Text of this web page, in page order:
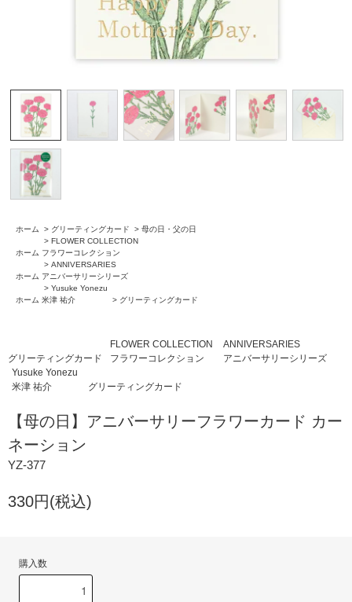
ホーム > グリーティングカード > 母の日・父の日
ホーム
> FLOWER COLLECTION
フラワーコレクション
ホーム
> ANNIVERSARIES
アニバーサリーシリーズ
ホーム
> Yusuke Yonezu
米津 祐介
> グリーティングカード
グリーティングカード
FLOWER COLLECTION
フラワーコレクション
ANNIVERSARIES
アニバーサリーシリーズ
Yusuke Yonezu
米津 祐介
グリーティングカード
【母の日】アニバーサリーフラワーカード カー
ネーション
YZ-377
330円(税込)
購入数